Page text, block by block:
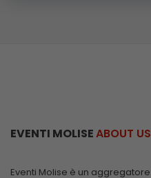
EVENTI MOLISEABOUT US
Eventi Molise è un